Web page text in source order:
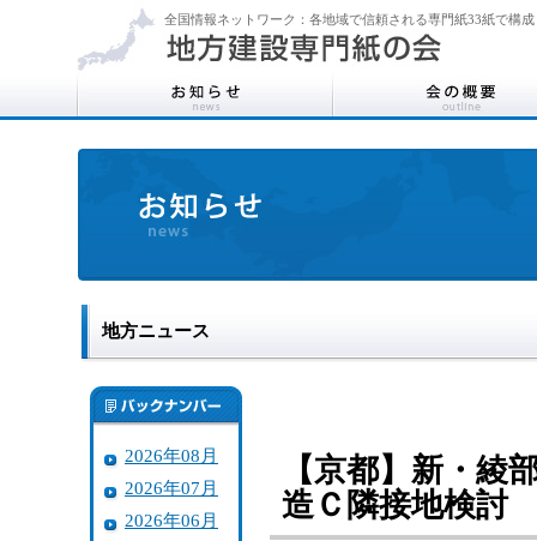
全国情報ネットワーク：各地域で信頼される専門紙33紙で構成
地方ニュース
2026年08月
2026年07月
2026年06月
【京都】新・
造Ｃ隣接地検討